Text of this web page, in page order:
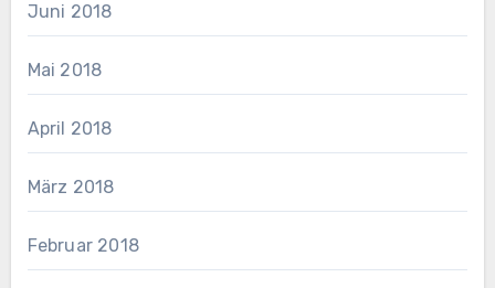
Juni 2018
Mai 2018
April 2018
März 2018
Februar 2018